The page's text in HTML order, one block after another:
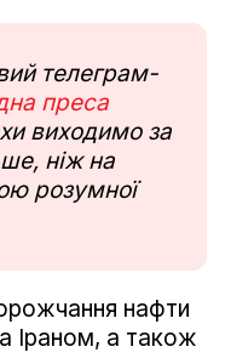
телеграм-
преса
виходимо за
ніж на
розумної
нафти
Іраном, а також